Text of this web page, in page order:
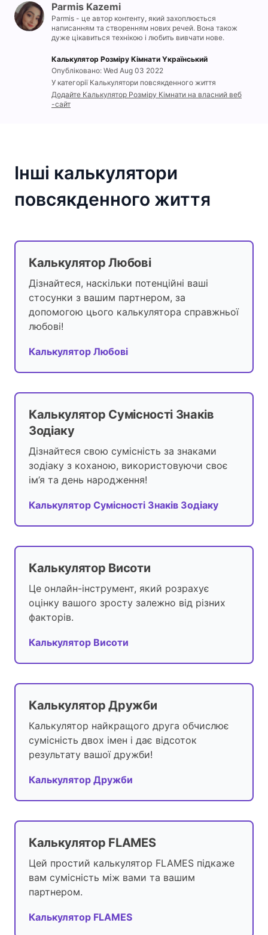
Parmis Kazemi
Parmis - це автор контенту, який захоплюється
написанням та створенням нових речей. Вона також
дуже цікавиться технікою і любить вивчати нове.
Калькулятор Розміру Кімнати Yкраїнський
Опубліковано: Wed Aug 03 2022
У категорії Калькулятори повсякденного життя
Додайте Калькулятор Розміру Кімнати на власний веб
-сайт
Інші калькулятори
повсякденного життя
Калькулятор Любові
Дізнайтеся, наскільки потенційні ваші
стосунки з вашим партнером, за
допомогою цього калькулятора справжньої
любові!
Калькулятор Любові
Калькулятор Сумісності Знаків
Зодіаку
Дізнайтеся свою сумісність за знаками
зодіаку з коханою, використовуючи своє
ім’я та день народження!
Калькулятор Сумісності Знаків Зодіаку
Калькулятор Висоти
Це онлайн-інструмент, який розрахує
оцінку вашого зросту залежно від різних
факторів.
Калькулятор Висоти
Калькулятор Дружби
Калькулятор найкращого друга обчислює
сумісність двох імен і дає відсоток
результату вашої дружби!
Калькулятор Дружби
Калькулятор FLAMES
Цей простий калькулятор FLAMES підкаже
вам сумісність між вами та вашим
партнером.
Калькулятор FLAMES